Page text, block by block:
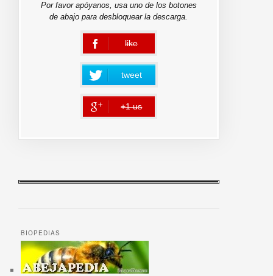
Por favor apóyanos, usa uno de los botones
de abajo para desbloquear la descarga.
like
error
tweet
+1 us
error
BIOPEDIAS